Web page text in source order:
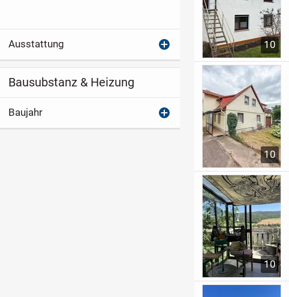
10
10
10
Ausstattung
Bausubstanz & Heizung
Baujahr